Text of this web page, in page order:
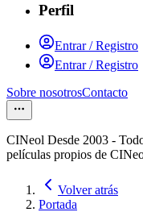
Perfil
Entrar / Registro
Entrar / Registro
Sobre nosotrosContacto
CINeol Desde 2003 -
películas propios de
Volver atrás
Portada